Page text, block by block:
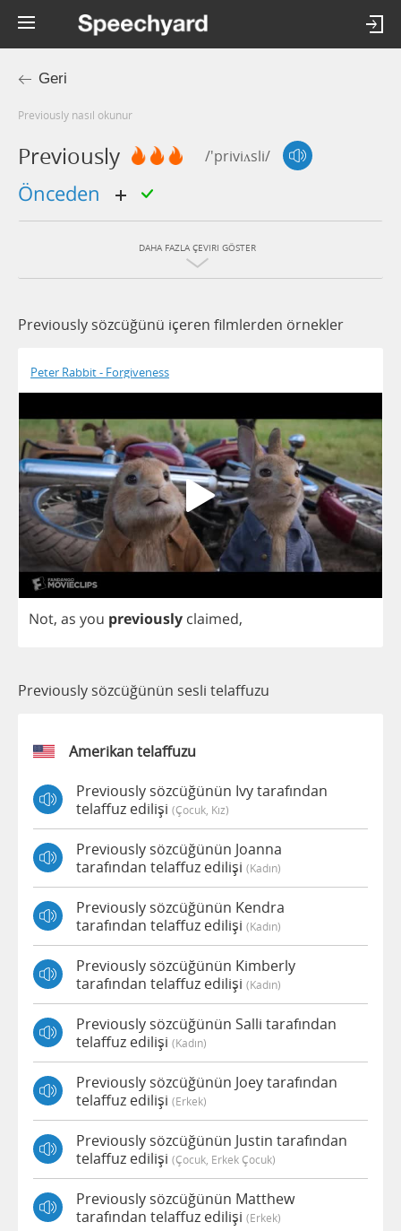
Geri
previously nasıl okunur
Previously /'priviʌsli/
önceden
DAHA FAZLA ÇEVIRI GÖSTER
Previously sözcüğünü içeren filmlerden örnekler
Peter Rabbit - Forgiveness
Not, as you previously claimed,
Previously sözcüğünün sesli telaffuzu
Amerikan telaffuzu
Previously sözcüğünün Ivy tarafından
telaffuz edilişi (çocuk, Kız)
Previously sözcüğünün Joanna
tarafından telaffuz edilişi (kadın)
Previously sözcüğünün Kendra
tarafından telaffuz edilişi (kadın)
Previously sözcüğünün Kimberly
tarafından telaffuz edilişi (kadın)
Previously sözcüğünün Salli tarafından
telaffuz edilişi (kadın)
Previously sözcüğünün Joey tarafından
telaffuz edilişi (erkek)
Previously sözcüğünün Justin tarafından
telaffuz edilişi (çocuk, Erkek Çocuk)
Previously sözcüğünün Matthew
tarafından telaffuz edilişi (erkek)